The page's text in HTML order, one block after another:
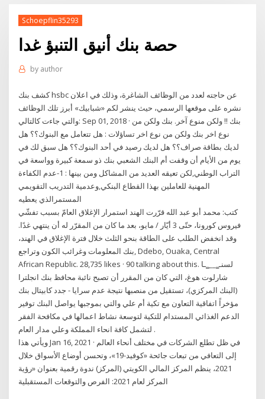
Schoepflin35293
حصة بنك أنيق التنبؤ غدا
by author
كشف بنك hsbc عن حاجته لعدد من الوظائف الشاغرة، وذلك في اعلان
نشره على موقعها الرسمي، حيث ينشر لكم «شبابيك» أبرز تلك الوظائف
والتي جاءت كالتالي: Sep 01, 2018 · بنك !! ولكن منوع آخر. بنك ولكن من
نوع اخر بنك ولكن من نوع اخر تساؤلات : هل تتعامل مع البنوك؟؟ هل
لديك بطاقة صراف؟؟ هل لديك رصيد في أحد البنوك؟؟ هل سبق لك في
يوم من الأيام أن وقفت أم البنك الشعبي بنك ذو سمعة كبيرة وواسعة في
التراب الوطني,لكن تعيقه العديد من المشاكل ومن بينها : 1-عدم الكفاءة
المهنية للعاملين بهذا القطاع البنكي,وعدمية التدريب التقويمي
المستمرالذي يعطيه
كتب: محمد أبو عبد الله قرّرت الهند استمرار الإغلاق العامّ بسبب تفشّي
فيروس كورونا، حتّى 3 أيّار / مايو، بعد ما كان من المقرّر له أن ينتهي غدًا.
وقد انخفض الطلب على الطاقة بنحو الثلث خلال فترة الإغلاق في الهند،
وتراجع ‎بنك المعلومات وغرائب الكون‎, Ddebo, Ouaka, Central
African Republic. 28,735 likes · 90 talking about this. ‎لسنـ‗__‗ـا
شارلوت هوغ، التي كان من المقرر أن تصبح نائبة محافظ بنك انجلترا
(البنك المركزي)، تستقيل من منصبها نتيجة عدم سرايا - جدد كابيتال بنك
مؤخراً اتفاقية التعاون مع تكية أم علي والتي بموجبها يواصل البنك توفير
الدعم الغذائي المستدام للتكية لتوسعة نشاط اعمالها في مكافحة الفقر
لتشمل كافة انحاء المملكة وعلي مدار العام .
ويأتي هذا Jan 16, 2021 · في ظل تطلع الشركات في مختلف أنحاء العالم
إلى التعافي من تبعات جائحة «كوفيد-19»، وتحسن أوضاع الأسواق خلال
2021، ينظم المركز المالي الكويتي (المركز) ندوة رقمية بعنوان «رؤية
المركز لعام 2021: الفرص والتوقعات المستقبلية